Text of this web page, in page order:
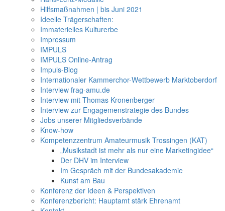
Hilfsmaßnahmen | bis Juni 2021
Ideelle Trägerschaften:
Immaterielles Kulturerbe
Impressum
IMPULS
IMPULS Online-Antrag
Impuls-Blog
Internationaler Kammerchor-Wettbewerb Marktoberdorf
Interview frag-amu.de
Interview mit Thomas Kronenberger
Interview zur Engagemenstrategie des Bundes
Jobs unserer Mitgliedsverbände
Know-how
Kompetenzzentrum Amateurmusik Trossingen (KAT)
„Musikstadt ist mehr als nur eine Marketingidee“
Der DHV im Interview
Im Gespräch mit der Bundesakademie
Kunst am Bau
Konferenz der Ideen & Perspektiven
Konferenzbericht: Hauptamt stärk Ehrenamt